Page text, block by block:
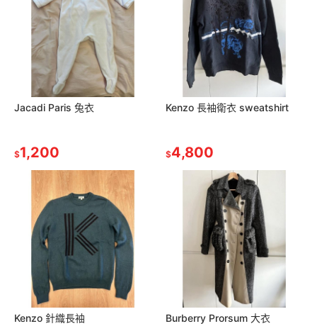
Jacadi Paris 兔衣
$1,200
Kenzo 長袖衛衣 sweatshirt
$4,800
Kenzo 針織長袖 Burberry Prorsum 大衣